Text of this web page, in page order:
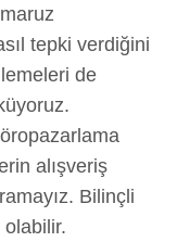
tepki verdiğini
de
alışveriş
Bilinçli
olabilir.